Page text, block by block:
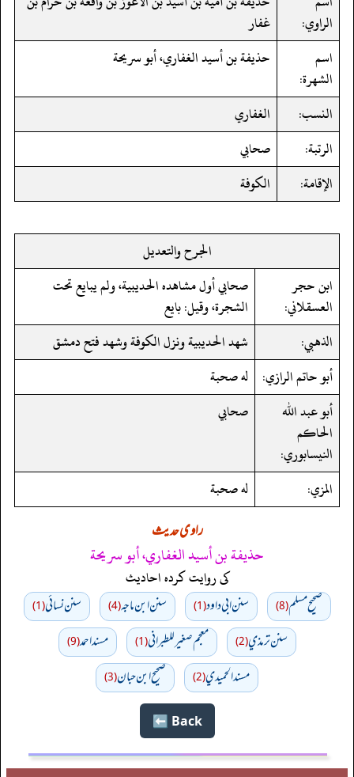
الراوي:
غفار
اسم
الشهرة:
حذيفة بن أسيد الغفاري، أبو سريحة
النسب:
الغفاري
الرتبة:
صحابي
الإقامة:
الكوفة
الجرح والتعديل
ابن حجر
العسقلاني:
صحابي أول مشاهده الحديبية، ولم يبايع تحت
الشجرة، وقيل: بايع
الذهبي:
شهد الحديبية ونزل الكوفة وشهد فتح دمشق
أبو حاتم الرازي: له صحبة
أبو عبد الله
الحاكم
النيسابوري:
صحابي
المزي: له صحبة
راوی حدیث
حذيفة بن أسيد الغفاري، أبو سريحة
کی روایت کردہ احادیث
صحيح مسلم(8) سنن ابي داود(1) سنن ابن ماجه(4) سنن نسائي(1)
سنن ترمذي(2) معجم صغير للطبراني(1) مسند احمد(9)
مسند الحميدي(2) صحیح ابن حبان(3)
Back ⬅️